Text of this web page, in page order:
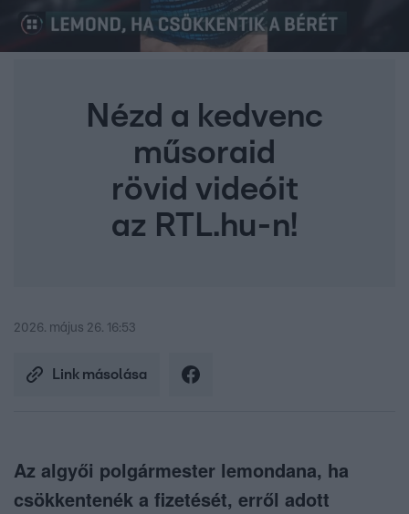
Nézd a kedvenc
műsoraid
rövid videóit
az RTL.hu-n!
2026. május 26. 16:53
Link másolása
Az algyői polgármester lemondana, ha
csökkentenék a fizetését, erről adott